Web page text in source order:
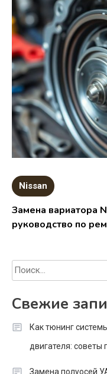
Nissan
Замена вариатора
руководство по
Свежие
Как тюнинг
двигателя: советы
Замена полуосей